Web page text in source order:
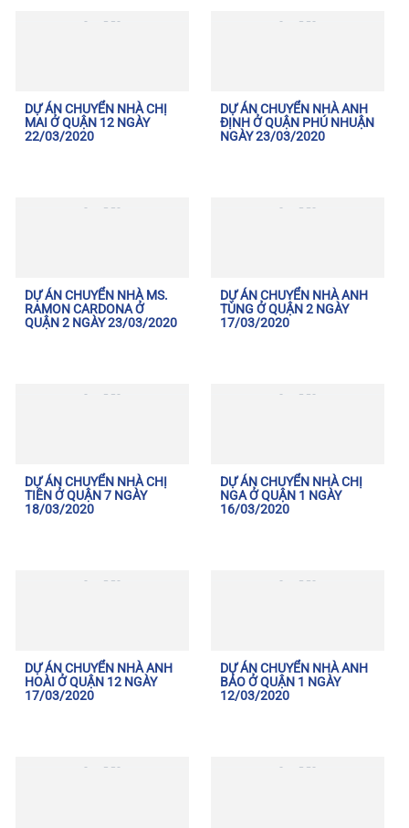
DỰ ÁN CHUYỂN NHÀ CHỊ
MAI Ở QUẬN 12 NGÀY
22/03/2020
DỰ ÁN CHUYỂN NHÀ ANH
ĐỊNH Ở QUẬN PHÚ NHUẬN
NGÀY 23/03/2020
DỰ ÁN CHUYỂN NHÀ MS.
RAMON CARDONA Ở
QUẬN 2 NGÀY 23/03/2020
DỰ ÁN CHUYỂN NHÀ ANH
TÙNG Ở QUẬN 2 NGÀY
17/03/2020
DỰ ÁN CHUYỂN NHÀ CHỊ
TIÊN Ở QUẬN 7 NGÀY
18/03/2020
DỰ ÁN CHUYỂN NHÀ CHỊ
NGA Ở QUẬN 1 NGÀY
16/03/2020
DỰ ÁN CHUYỂN NHÀ ANH
HOÀI Ở QUẬN 12 NGÀY
17/03/2020
DỰ ÁN CHUYỂN NHÀ ANH
BẢO Ở QUẬN 1 NGÀY
12/03/2020